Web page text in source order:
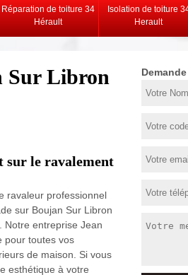
Réparation de toiture 34
Hérault
Isolation de toiture
Herault
Sur Libron
sur le ravalement
ravaleur professionnel
sur Boujan Sur Libron
Notre entreprise Jean
pour toutes vos
de maison. Si vous
esthétique à votre